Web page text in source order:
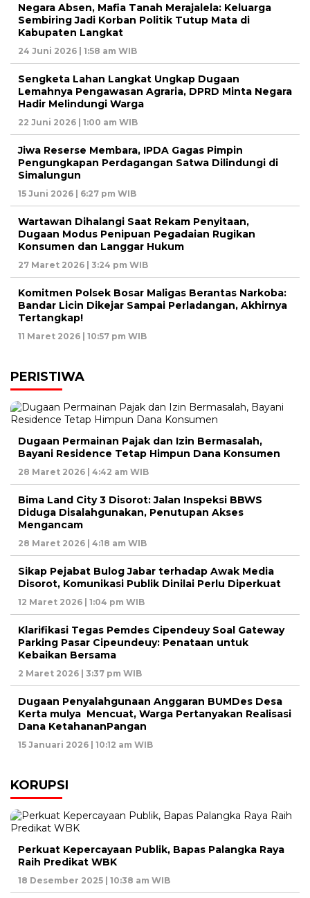
Negara Absen, Mafia Tanah Merajalela: Keluarga
Sembiring Jadi Korban Politik Tutup Mata di
Kabupaten Langkat
24 Juni 2026 | 1:58 am WIB
Sengketa Lahan Langkat Ungkap Dugaan
Lemahnya Pengawasan Agraria, DPRD Minta Negara
Hadir Melindungi Warga
22 Juni 2026 | 1:00 am WIB
Jiwa Reserse Membara, IPDA Gagas Pimpin
Pengungkapan Perdagangan Satwa Dilindungi di
Simalungun
15 Juni 2026 | 6:27 pm WIB
Wartawan Dihalangi Saat Rekam Penyitaan,
Dugaan Modus Penipuan Pegadaian Rugikan
Konsumen dan Langgar Hukum
27 Maret 2026 | 3:24 pm WIB
Komitmen Polsek Bosar Maligas Berantas Narkoba:
Bandar Licin Dikejar Sampai Perladangan, Akhirnya
Tertangkap!
11 Maret 2026 | 10:57 pm WIB
PERISTIWA
Dugaan Permainan Pajak dan Izin Bermasalah,
Bayani Residence Tetap Himpun Dana Konsumen
28 Maret 2026 | 4:42 am WIB
Bima Land City 3 Disorot: Jalan Inspeksi BBWS
Diduga Disalahgunakan, Penutupan Akses
Mengancam
28 Maret 2026 | 4:18 am WIB
Sikap Pejabat Bulog Jabar terhadap Awak Media
Disorot, Komunikasi Publik Dinilai Perlu Diperkuat
12 Maret 2026 | 1:04 pm WIB
Klarifikasi Tegas Pemdes Cipendeuy Soal Gateway
Parking Pasar Cipeundeuy: Penataan untuk
Kebaikan Bersama
2 Maret 2026 | 3:37 pm WIB
Dugaan Penyalahgunaan Anggaran BUMDes Desa
Kerta mulya Mencuat, Warga Pertanyakan Realisasi
Dana KetahananPangan
15 Januari 2026 | 10:12 am WIB
KORUPSI
Perkuat Kepercayaan Publik, Bapas Palangka Raya
Raih Predikat WBK
18 Desember 2025 | 10:38 am WIB